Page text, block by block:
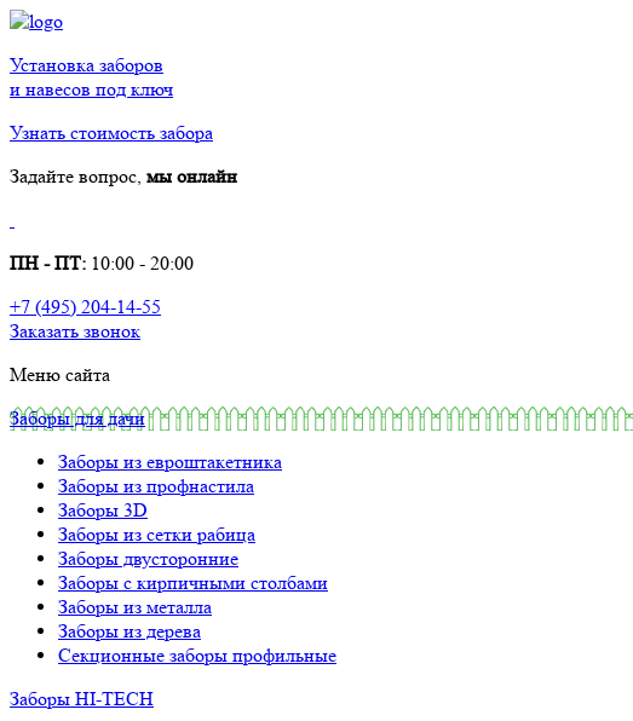
Установка заборов
и навесов под ключ
Узнать стоимость забора
Задайте вопрос, мы онлайн
ПН - ПТ: 10:00 - 20:00
+7 (495) 204-14-55
Заказать звонок
Меню сайта
Заборы для дачи
Заборы из евроштакетника
Заборы из профнастила
Заборы 3D
Заборы из сетки рабица
Заборы двусторонние
Заборы с кирпичными столбами
Заборы из металла
Заборы из дерева
Секционные заборы профильные
Заборы HI-TECH